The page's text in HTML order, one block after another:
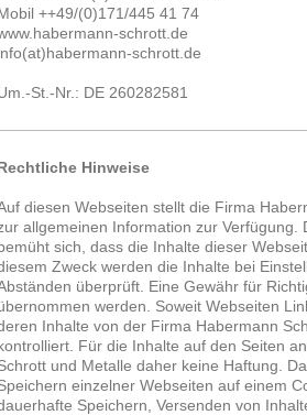
++49/(0)171/445 41 74
schrott.de
schrott.de
St.-Nr.: DE 260282581
Hinweise
diesen Webseiten stellt die Firma
allgemeinen Information zur
sich, dass die Inhalte dieser
Zweck werden die Inhalte bei
überprüft. Eine Gewähr für
werden. Soweit Webseiten
Inhalte von der Firma Habermann
Für die Inhalte auf den Seiten
und Metalle daher keine Haftung.
einzelner Webseiten auf einem
Speichern, Versenden von